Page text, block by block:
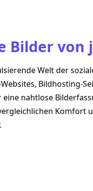
Bilder
Welt der
Bildhosting-
nahtlose
Komfort